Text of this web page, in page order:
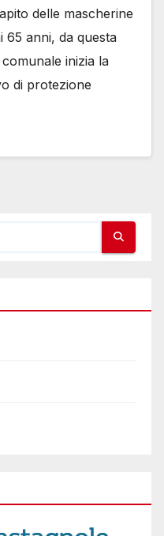
delle mascherine
65 anni, da questa
inizia la
di protezione